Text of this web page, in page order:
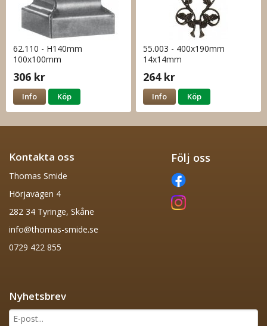
62.110 - H140mm
100x100mm
306 kr
Info Köp
55.003 - 400x190mm
14x14mm
264 kr
Info Köp
Kontakta oss
Thomas Smide
Hörjavägen 4
282 34 Tyringe, Skåne
info@thomas-smide.se
0729 422 855
Följ oss
Nyhetsbrev